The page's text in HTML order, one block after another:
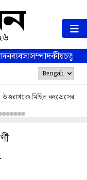
ব্যবসাসম্পাদকীয়
মিছিল কংগ্রেসের